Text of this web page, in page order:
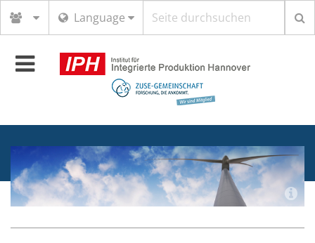
Language
Toggle
navigation